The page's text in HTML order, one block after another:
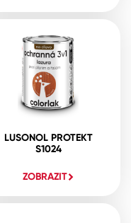
LUSONOL PROTEKT
S1024
ZOBRAZIT